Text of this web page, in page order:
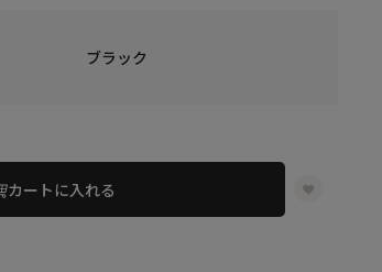
ブラック
カートに入れる